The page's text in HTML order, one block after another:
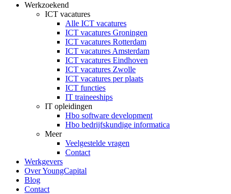
Werkzoekend
ICT vacatures
Alle ICT vacatures
ICT vacatures Groningen
ICT vacatures Rotterdam
ICT vacatures Amsterdam
ICT vacatures Eindhoven
ICT vacatures Zwolle
ICT vacatures per plaats
ICT functies
IT traineeships
IT opleidingen
Hbo software development
Hbo bedrijfskundige informatica
Meer
Veelgestelde vragen
Contact
Werkgevers
Over YoungCapital
Blog
Contact